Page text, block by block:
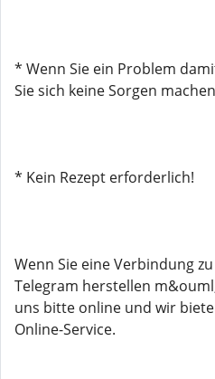
* Wenn Sie ein Problem
Sie sich keine Sorgen
* Kein Rezept erforderlich!
Wenn Sie eine Verbindung
Telegram herstellen
uns bitte online und wir
Online-Service.